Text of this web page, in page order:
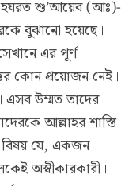
হযরত শু’আয়েব (আঃ)-
বুঝানো হয়েছে।
এর পূর্ণ
কোন প্রয়োজন নেই।
এসব উম্মত তাদের
আল্লাহর শাস্তি
বিষয় যে, একজন
অস্বীকারকারী।